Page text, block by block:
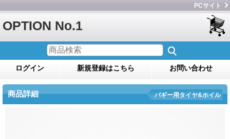
PCサイト
OPTION No.1
ログイン 新規登録はこちら お問い合わせ
商品詳細 バギー用タイヤ&ホイル